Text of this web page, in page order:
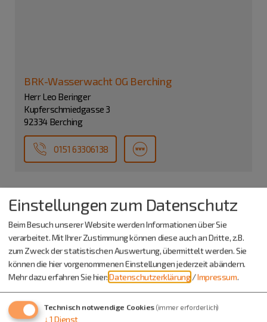
BRK-Wasserwacht OG Berching
Herr Leo Beringer
Kupferschmiedgasse 3
92334 Berching
0151 63306138
Einstellungen zum Datenschutz
Beim Besuch unserer Website werden Informationen über Sie
verarbeitet. Mit Ihrer Zustimmung können diese auch an Dritte, z.B.
zum Zweck der statistischen Auswertung, übermittelt werden. Sie
können die hier vorgenommenen Einstellungen jederzeit abändern.
Mehr dazu erfahren Sie hier:Datenschutzerklärung /Impressum.
Technisch notwendige Cookies (immer erforderlich)
↓ 1 Dienst